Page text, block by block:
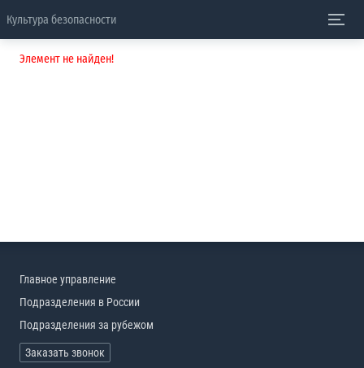
Культура безопасности
Элемент не найден!
Главное управление
Подразделения в России
Подразделения за рубежом
Заказать звонок